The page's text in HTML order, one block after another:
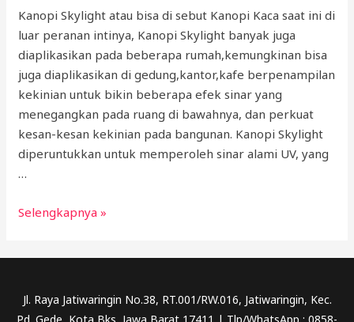
Kanopi Skylight atau bisa di sebut Kanopi Kaca saat ini di
luar peranan intinya, Kanopi Skylight banyak juga
diaplikasikan pada beberapa rumah,kemungkinan bisa
juga diaplikasikan di gedung,kantor,kafe berpenampilan
kekinian untuk bikin beberapa efek sinar yang
menegangkan pada ruang di bawahnya, dan perkuat
kesan-kesan kekinian pada bangunan. Kanopi Skylight
diperuntukkan untuk memperoleh sinar alami UV, yang
…
Kanopi
Selengkapnya »
Jl. Raya Jatiwaringin No.38, RT.001/RW.016, Jatiwaringin, Kec.